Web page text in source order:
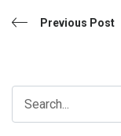
Previous Post